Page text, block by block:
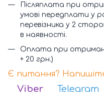
Післяплата при
умові передплати у
перевізника у 2
в наявності.
Оплата при
+ 20 грн.)
Є питання?
Viber Telegram